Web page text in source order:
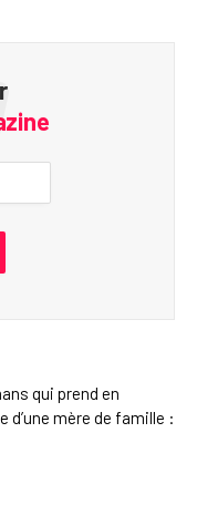
qui prend en
mère de famille :